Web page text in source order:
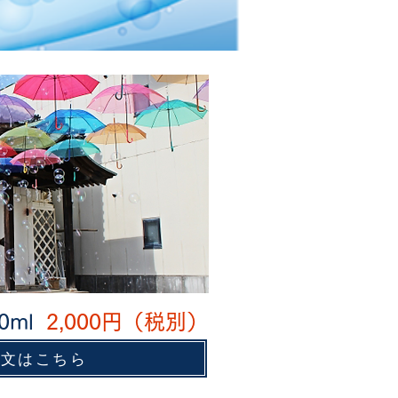
2,000 円（税別）
はこちら